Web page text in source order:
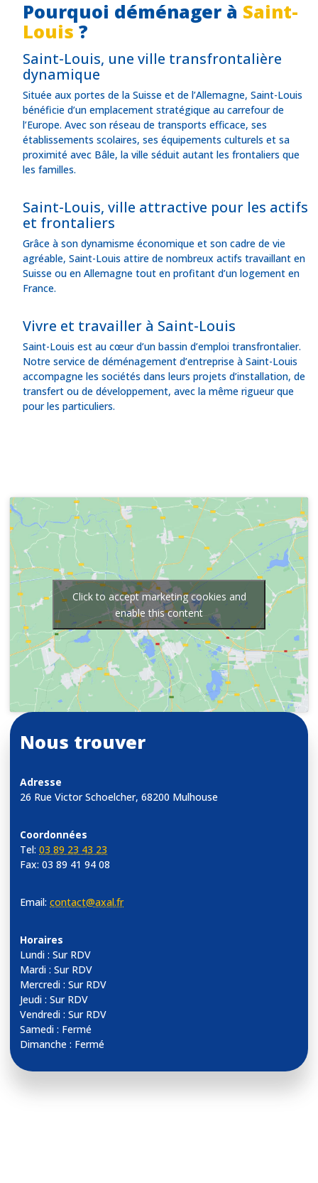
Pourquoi déménager à Saint-
Louis ?
Saint-Louis, une ville transfrontalière
dynamique
Située aux portes de la Suisse et de l’Allemagne, Saint-Louis
bénéficie d’un emplacement stratégique au carrefour de
l’Europe. Avec son réseau de transports efficace, ses
établissements scolaires, ses équipements culturels et sa
proximité avec Bâle, la ville séduit autant les frontaliers que
les familles.
Saint-Louis, ville attractive pour les actifs
et frontaliers
Grâce à son dynamisme économique et son cadre de vie
agréable, Saint-Louis attire de nombreux actifs travaillant en
Suisse ou en Allemagne tout en profitant d’un logement en
France.
Vivre et travailler à Saint-Louis
Saint-Louis est au cœur d’un bassin d’emploi transfrontalier.
Notre service de déménagement d’entreprise à Saint-Louis
accompagne les sociétés dans leurs projets d’installation, de
transfert ou de développement, avec la même rigueur que
pour les particuliers.
Click to accept marketing cookies and
enable this content
Nous trouver
Adresse
26 Rue Victor Schoelcher, 68200 Mulhouse
Coordonnées
Tel: 03 89 23 43 23
Fax: 03 89 41 94 08
Email: contact@axal.fr
Horaires
Lundi : Sur RDV
Mardi : Sur RDV
Mercredi : Sur RDV
Jeudi : Sur RDV
Vendredi : Sur RDV
Samedi : Fermé
Dimanche : Fermé